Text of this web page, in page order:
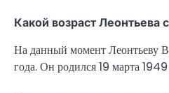
Какой возраст Леонтьева
На данный момент Леонтьеву
года. Он родился 19 марта 1949